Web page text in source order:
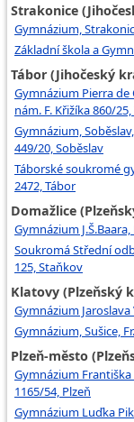
Strakonice
Gymnázium,
Základní škola a
Tábor (Jihočeský
Gymnázium Pierra de
nám. F. Křižíka 860/
Gymnázium,
449/20, Soběslav
Táborské soukromé
2472, Tábor
Domažlice
Gymnázium
Soukromá Střední
125, Staňkov
Klatovy (Plzeňský
Gymnázium
Gymnázium, Sušice,
Plzeň-město
Gymnázium Františka
1165/54, Plzeň
Gymnázium Luďka